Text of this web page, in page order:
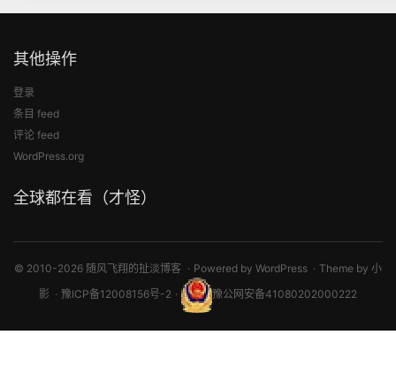
其他操作
登录
条目 feed
评论 feed
WordPress.org
全球都在看（才怪）
© 2010-2026 随风飞翔的扯淡博客 Powered by WordPress Theme by 小
影
豫ICP备12008156号-2 豫公网安备41080202000222